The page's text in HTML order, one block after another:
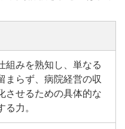
組みを熟知し、単なる
まらず、病院経営の収
させるための具体的な
る力。